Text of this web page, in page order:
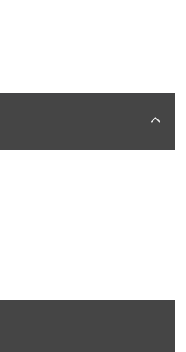
